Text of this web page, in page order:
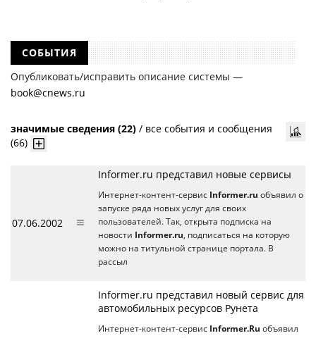
СОБЫТИЯ
Опубликовать/исправить описание системы —
book@cnews.ru
значимые сведения (22) / все события и сообщения
(66)
07.06.2002
Informer.ru представил новые сервисы
Интернет-контент-сервис Informer.ru объявил о
запуске ряда новых услуг для своих
пользователей. Так, открыта подписка на
новости Informer.ru, подписаться на которую
можно на титульной странице портала. В
рассыл
Informer.ru представил новый сервис для
автомобильных ресурсов Рунета
Интернет-контент-сервис Informer.Ru объявил